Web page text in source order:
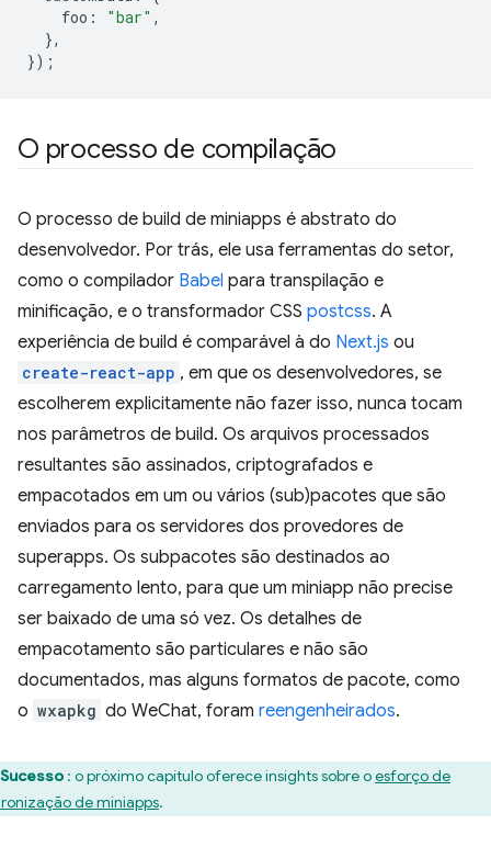
foo : "bar" ,
},
});
O processo de compilação
O processo de build de miniapps é abstrato do
desenvolvedor. Por trás, ele usa ferramentas do setor,
como o compilador Babel para transpilação e
minificação, e o transformador CSS postcss. A
experiência de build é comparável à do Next.js ou
create-react-app , em que os desenvolvedores, se
escolherem explicitamente não fazer isso, nunca tocam
nos parâmetros de build. Os arquivos processados
resultantes são assinados, criptografados e
empacotados em um ou vários (sub)pacotes que são
enviados para os servidores dos provedores de
superapps. Os subpacotes são destinados ao
carregamento lento, para que um miniapp não precise
ser baixado de uma só vez. Os detalhes de
empacotamento são particulares e não são
documentados, mas alguns formatos de pacote, como
o wxapkg do WeChat, foram reengenheirados.
Sucesso : o próximo capítulo oferece insights sobre oesforço de
de miniapps.